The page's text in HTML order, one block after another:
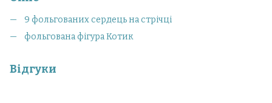
9 фольгованих сердець на стрічці
фольгована фігура Котик
Відгуки